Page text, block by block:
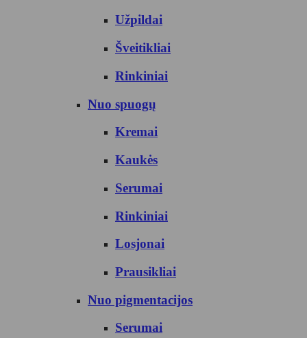
Užpildai
Šveitikliai
Rinkiniai
Nuo spuogų
Kremai
Kaukės
Serumai
Rinkiniai
Losjonai
Prausikliai
Nuo pigmentacijos
Serumai